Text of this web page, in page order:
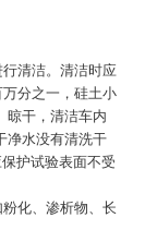
清洁。清洁时应
分之一，硅土小
晾干，清洁车内
净水没有清洗干
护试验表面不受
化、渗析物、长